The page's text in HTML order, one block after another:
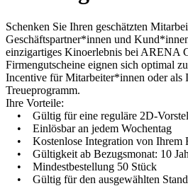
Schenken Sie Ihren geschätzten
Geschäftspartner*innen und
einzigartiges Kinoerlebnis bei ARENA
Firmengutscheine eignen sich optimal
Incentive für Mitarbeiter*innen oder als
Treueprogramm.
Ihre Vorteile:
• Gültig für eine reguläre 2D-
• Einlösbar an jedem Wochentag
• Kostenlose Integration von Ihrem
• Gültigkeit ab Bezugsmonat: 10
• Mindestbestellung 50 Stück
• Gültig für den ausgewählten